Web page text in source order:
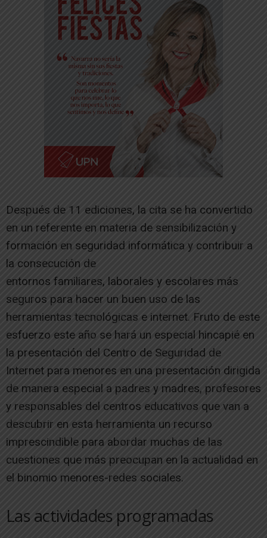
Después de 11 ediciones, la cita se ha convertido
en un referente en materia de sensibilización y
formación en seguridad informática y contribuir a
la consecución de
entornos familiares, laborales y escolares más
seguros para hacer un buen uso de las
herramientas tecnológicas e internet. Fruto de este
esfuerzo este año se hará un especial hincapié en
la presentación del Centro de Seguridad de
Internet para menores en una presentación dirigida
de manera especial a padres y madres, profesores
y responsables del centros educativos que van a
descubrir en esta herramienta un recurso
imprescindible para abordar muchas de las
cuestiones que más preocupan en la actualidad en
el binomio menores-redes sociales.
Las actividades programadas